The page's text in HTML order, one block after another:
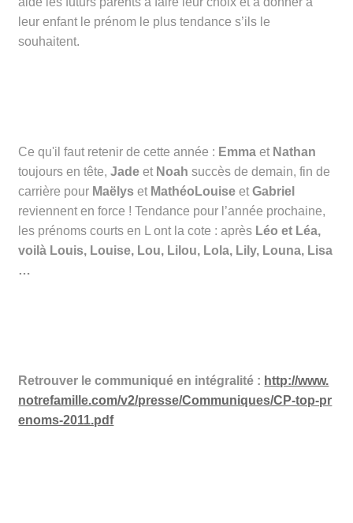
leur enfant le prénom le plus tendance s’ils le
souhaitent.
Ce qu'il faut retenir de cette année : Emma et Nathan
toujours en tête,Jade et Noah succès de demain, fin de
carrière pour Maëlys et Mathéo Louise etGabriel
reviennent en force ! Tendance pour l’année prochaine,
les prénoms courts en L ont la cote : après Léo et Léa,
voilà Louis, Louise, Lou, Lilou, Lola, Lily, Louna, Lisa
…
Retrouver le communiqué en intégralité : http://www.
notrefamille.com/v2/presse/Communiques/CP-top-pr
enoms-2011.pdf